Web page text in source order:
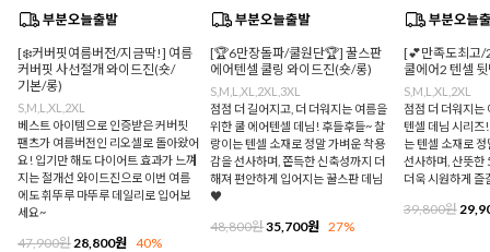
[❄️커버핏여름버전/지금딱!] 여름
커버핏 사선절개 와이드진(숏/
기본/롱)
S,M,L,XL,2XL
베스트 아이템으로 인증받은 커버핏
팬츠가 여름버전인 리오셀로 돌아왔어
요! 입기만 해도 다이어트 효과가 느껴
지는 절개선 와이드진으로 이번 여름
에도 휘뚜루 마뚜루 데일리로 입어보
세요~
47,900원 28,800원 40%
[🏆6만장돌파/쿨원단🏆] 꿀스판
에어텐셀 쿨링 와이드진(숏/롱)
S,M,L,XL,2XL,3XL
점점 더 길어지고, 더 더워지는 여름을
위한 쿨 에어텐셀 데님! 후들후들~ 찰
랑이는 텐셀 소재로 정말 가벼운 착용
감을 선사하며, 쫀득한 신축성까지 더
해져 편안하게 입어지는 꿀스판 데님
♥
48,800원35,700원 27%
[💕만족도최고/
쿨에어2 텐셀
S,M,L,XL,2XL
점점 더 더워지는
텐셀 데님 시리즈
는 텐셀 소재로
선사하며, 산뜻한
더욱 시원하게
39,800원